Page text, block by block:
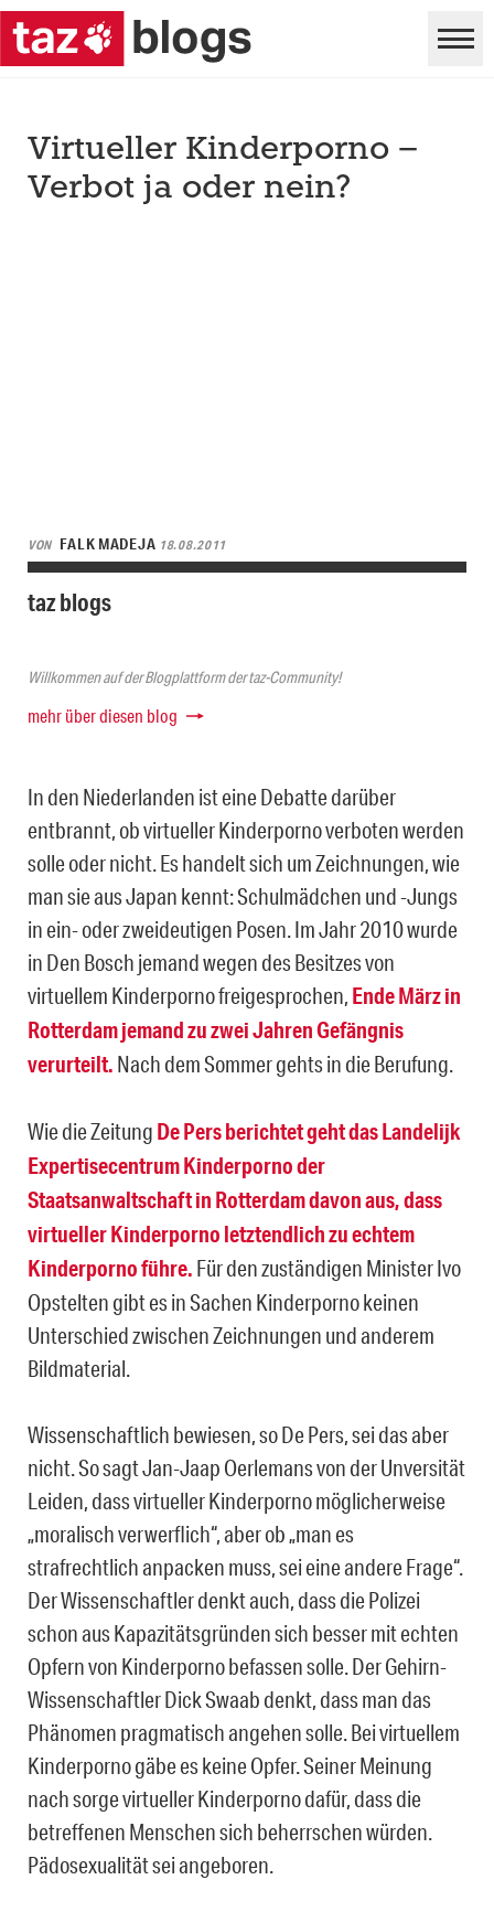
Virtueller Kinderporno –
Verbot ja oder nein?
VON FALK MADEJA 18.08.2011
taz blogs
Willkommen auf der Blogplattform der taz-Community!
mehr über diesen blog
In den Niederlanden ist eine Debatte darüber
entbrannt, ob virtueller Kinderporno verboten werden
solle oder nicht. Es handelt sich um Zeichnungen, wie
man sie aus Japan kennt: Schulmädchen und -Jungs
in ein- oder zweideutigen Posen. Im Jahr 2010 wurde
in Den Bosch jemand wegen des Besitzes von
virtuellem Kinderporno freigesprochen, Ende März in
Rotterdam jemand zu zwei Jahren Gefängnis
verurteilt. Nach dem Sommer gehts in die Berufung.
Wie die Zeitung De Pers berichtet geht das Landelijk
Expertisecentrum Kinderporno der
Staatsanwaltschaft in Rotterdam davon aus, dass
virtueller Kinderporno letztendlich zu echtem
Kinderporno führe. Für den zuständigen Minister Ivo
Opstelten gibt es in Sachen Kinderporno keinen
Unterschied zwischen Zeichnungen und anderem
Bildmaterial.
Wissenschaftlich bewiesen, so De Pers, sei das aber
nicht. So sagt Jan-Jaap Oerlemans von der Unversität
Leiden, dass virtueller Kinderporno möglicherweise
„moralisch verwerflich“, aber ob „man es
strafrechtlich anpacken muss, sei eine andere Frage“.
Der Wissenschaftler denkt auch, dass die Polizei
schon aus Kapazitätsgründen sich besser mit echten
Opfern von Kinderporno befassen solle. Der Gehirn-
Wissenschaftler Dick Swaab denkt, dass man das
Phänomen pragmatisch angehen solle. Bei virtuellem
Kinderporno gäbe es keine Opfer. Seiner Meinung
nach sorge virtueller Kinderporno dafür, dass die
betreffenen Menschen sich beherrschen würden.
Pädosexualität sei angeboren.